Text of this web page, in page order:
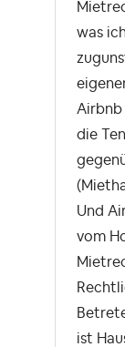
was
Airbnb
die
Und
vom
ist